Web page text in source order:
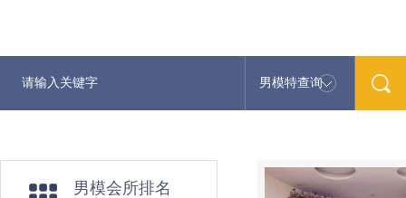
男模特查询
男模会所排名